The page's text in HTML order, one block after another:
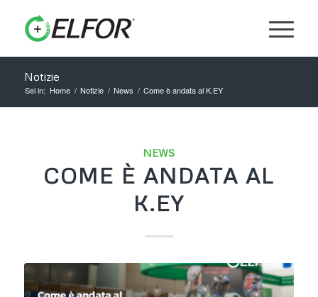
Notizie
Sei in: Home / Notizie / News / Come è andata al K.EY
NEWS
COME È ANDATA AL
K.EY